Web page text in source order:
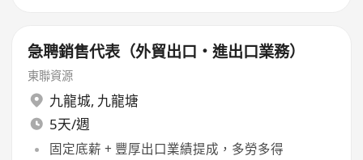
急聘銷售代表（外貿出口・進出口業務）
東聯資源
九龍城, 九龍塘
5天/週
固定底薪 + 豐厚出口業績提成，多勞多得